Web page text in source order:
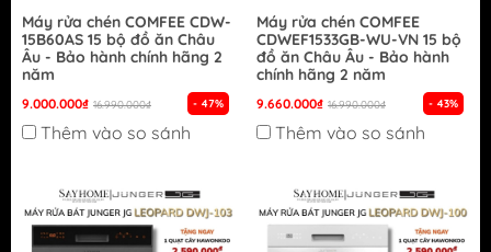
Máy rửa chén COMFEE CDW-
15B60AS 15 bộ đồ ăn Châu
Âu - Bảo hành chính hãng 2
năm
9.000.000₫ 16.990.000₫ - 47%
Thêm vào so sánh
Máy rửa chén COMFEE
CDWEF1533GB-WU-VN 15 bộ
đồ ăn Châu Âu - Bảo hành
chính hãng 2 năm
9.660.000₫ 16.990.000₫ - 43%
Thêm vào so sánh